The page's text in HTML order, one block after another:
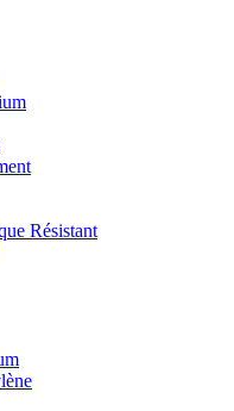
Résistant